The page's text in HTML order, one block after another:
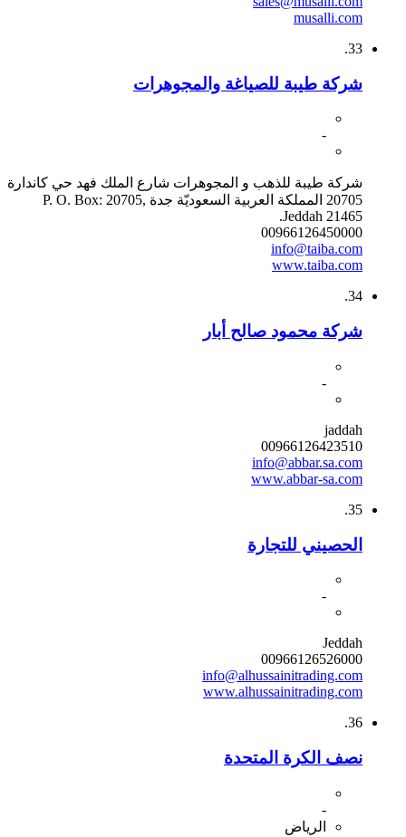
musalli.com
33.
شركة طيبة للصياغة والمجوهرات
-
شركة طيبة للذهب و المجوهرات شارع الملك فهد حي كاندارة
20705 المملكة العربية السعوديّة جدة P. O. Box: 20705,
Jeddah 21465.
00966126450000
info@taiba.com
www.taiba.com
34.
شركة محمود صالح أبار
-
jaddah
00966126423510
info@abbar.sa.com
www.abbar-sa.com
35.
الحصيني للتجارة
-
Jeddah
00966126526000
info@alhussainitrading.com
www.alhussainitrading.com
36.
نصف الكرة المتحدة
-
الرياض